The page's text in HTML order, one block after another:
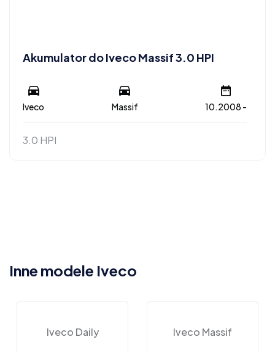
Akumulator do Iveco Massif 3.0 HPI
Iveco Massif 10.2008 -
3.0 HPI
Inne modele Iveco
Iveco Daily Iveco Massif